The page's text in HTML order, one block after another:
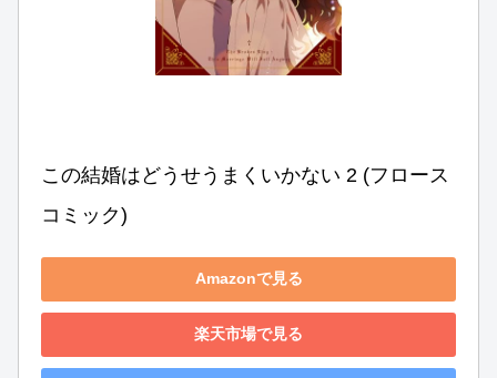
この結婚はどうせうまくいかない 2 (フロース
コミック)
Amazonで見る
楽天市場で見る